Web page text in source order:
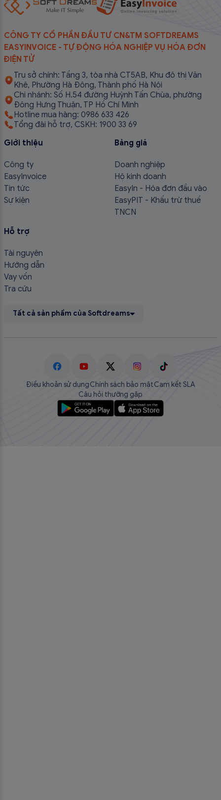
CÔNG TY CỔ PHẦN ĐẦU TƯ CN&TM SOFTDREAMS
EASYINVOICE - TỰ ĐỘNG HÓA NGHIỆP VỤ HÓA ĐƠN
ĐIỆN TỬ
Trụ sở chính: Tầng 3, tòa nhà CT5AB, Khu đô thị Văn
Khê, Phường Hà Đông, Thành phố Hà Nội
Chi nhánh: Số H.54 đường Huỳnh Tấn Chùa, phường
Đông Hưng Thuận, TP Hồ Chí Minh
Hotline mua hàng: 0986 633 426
Tổng đài hỗ trợ, CSKH: 1900 33 69
Giới thiệu
Công ty
EasyInvoice
Tin tức
Sự kiện
Bảng giá
Doanh nghiệp
Hộ kinh doanh
EasyIn - Hóa đơn đầu vào
EasyPIT - Khấu trừ thuế
TNCN
Hỗ trợ
Tài nguyên
Hướng dẫn
Vay vốn
Tra cứu
Tất cả sản phẩm của Softdreams
Điều khoản sử dụngChính sách bảo mậtCam kết SLA
Câu hỏi thường gặp